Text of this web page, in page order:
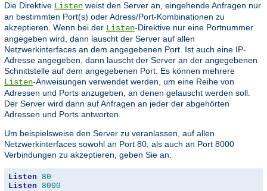
Die Direktive Listen weist den Server an, eingehende Anfragen nur
an bestimmten Port(s) oder Adress/Port-Kombinationen zu
akzeptieren. Wenn bei der Listen-Direktive nur eine Portnummer
angegeben wird, dann lauscht der Server auf allen
Netzwerkinterfaces an dem angegebenen Port. Ist auch eine IP-
Adresse angegeben, dann lauscht der Server an der angegebenen
Schnittstelle auf dem angegebenen Port. Es können mehrere
Listen-Anweisungen verwendet werden, um eine Reihe von
Adressen und Ports anzugeben, an denen gelauscht werden soll.
Der Server wird dann auf Anfragen an jeder der abgehörten
Adressen und Ports antworten.
Um beispielsweise den Server zu veranlassen, auf allen
Netzwerkinterfaces sowohl an Port 80, als auch an Port 8000
Verbindungen zu akzeptieren, geben Sie an:
Listen 80
Listen 8000